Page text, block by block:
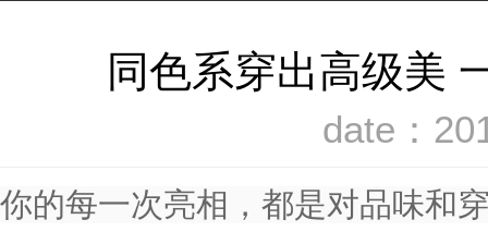
同色系穿出高级美
date：
你的每一次亮相，都是对品味和